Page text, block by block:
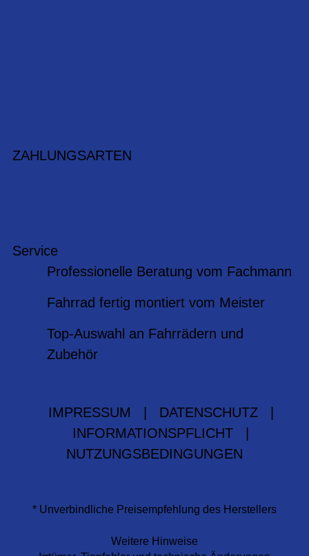
ZAHLUNGSARTEN
Service
Professionelle Beratung vom Fachmann
Fahrrad fertig montiert vom Meister
Top-Auswahl an Fahrrädern und
Zubehör
IMPRESSUM DATENSCHUTZ
INFORMATIONSPFLICHT
NUTZUNGSBEDINGUNGEN
* Unverbindliche Preisempfehlung des Herstellers
Weitere Hinweise